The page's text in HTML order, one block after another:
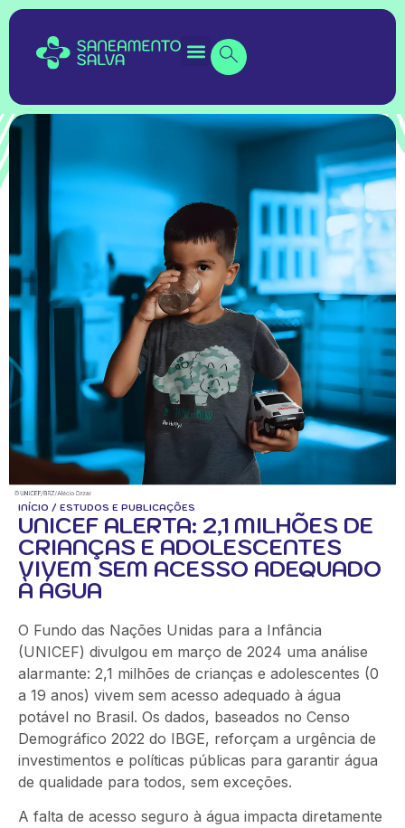
INÍCIO / ESTUDOS E PUBLICAÇÕES
UNICEF ALERTA: 2,1 MILHÕES DE
CRIANÇAS E ADOLESCENTES
VIVEM SEM ACESSO ADEQUADO
À ÁGUA
O Fundo das Nações Unidas para a Infância
(UNICEF) divulgou em março de 2024 uma análise
alarmante: 2,1 milhões de crianças e adolescentes (0
a 19 anos) vivem sem acesso adequado à água
potável no Brasil. Os dados, baseados no Censo
Demográfico 2022 do IBGE, reforçam a urgência de
investimentos e políticas públicas para garantir água
de qualidade para todos, sem exceções.
A falta de acesso seguro à água impacta diretamente